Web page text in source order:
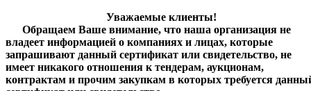
Уважаемые клиенты!
Обращаем Ваше внимание, что наша организация не
владеет информацией о компаниях и лицах, которые
запрашивают данный сертификат или свидетельство, не
имеет никакого отношения к тендерам, аукционам,
контрактам и прочим закупкам в которых требуется